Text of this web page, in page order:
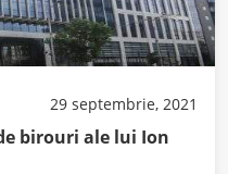
29 septembrie, 2021
birouri ale lui Ion